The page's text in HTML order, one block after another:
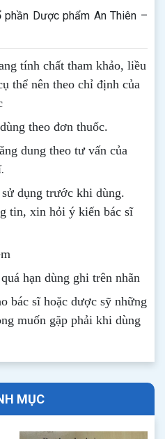
phần Dược phẩm An Thiên –
tính chất tham khảo, liều
thể nên theo chỉ định của
theo đơn thuốc.
dung theo tư vấn của
.
dụng trước khi dùng.
tin, xin hỏi ý kiến bác sĩ
hạn dùng ghi trên nhãn
bác sĩ hoặc dược sỹ những
muốn gặp phải khi dùng
MỤC